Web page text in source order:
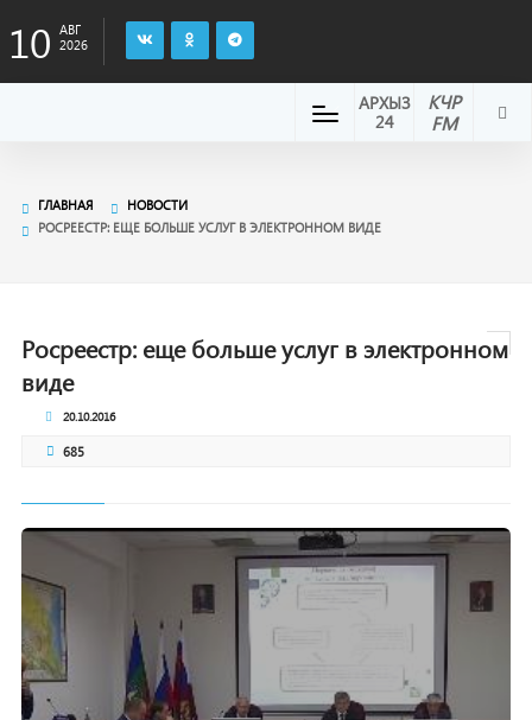
10
АВГ
2026
КЧР
FM
АРХЫЗ
24
ГЛАВНАЯ
НОВОСТИ
РОСРЕЕСТР: ЕЩЕ БОЛЬШЕ УСЛУГ В ЭЛЕКТРОННОМ ВИДЕ
Росреестр: еще больше услуг в электронном
виде
20.10.2016
685